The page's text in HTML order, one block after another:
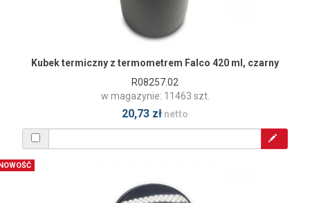
Kubek termiczny z termometrem Falco 420 ml, czarny
R08257.02
w magazynie: 11463 szt.
20,73 zł netto